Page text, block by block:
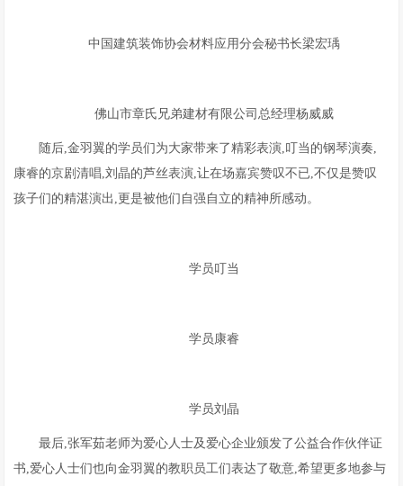
中国建筑装饰协会材料应用分会秘书长梁宏瑀
佛山市章氏兄弟建材有限公司总经理杨威威
随后,金羽翼的学员们为大家带来了精彩表演,叮当的钢琴演奏,
康睿的京剧清唱,刘晶的芦丝表演,让在场嘉宾赞叹不已,不仅是赞叹
孩子们的精湛演出,更是被他们自强自立的精神所感动。
学员叮当
学员康睿
学员刘晶
最后,张军茹老师为爱心人士及爱心企业颁发了公益合作伙伴证
书,爱心人士们也向金羽翼的教职员工们表达了敬意,希望更多地参与